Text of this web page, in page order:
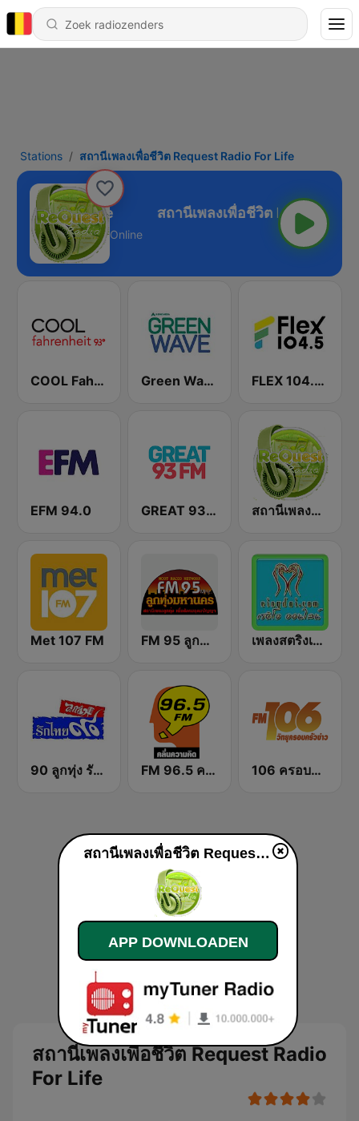
Stations สถานีเพลงเพื่อชีวิต Request Radio For Life
Radio For Life
Online
COOL Fahrenheit 93 FM Green Wave 106.5 FM FLEX 104.5 FM
EFM 94.0 GREAT 93 | ONLINE สถานีเพลงสตริง Request Radio
Met 107 FM FM 95 ลูกทุ่งมหานคร อสมท เพลงสตริงเก่า Eingdoi Radio
90 ลูกทุ่ง รักไทย FM 96.5 คลื่นความคิด Thinking Radio 106 ครอบครัวข่าว
สถานีเพลงเพื่อชีวิต Request Radio
For Life
สถานีเพลงเพื่อชีวิต Request Radio For Life live luisteren
APP DOWNLOADEN